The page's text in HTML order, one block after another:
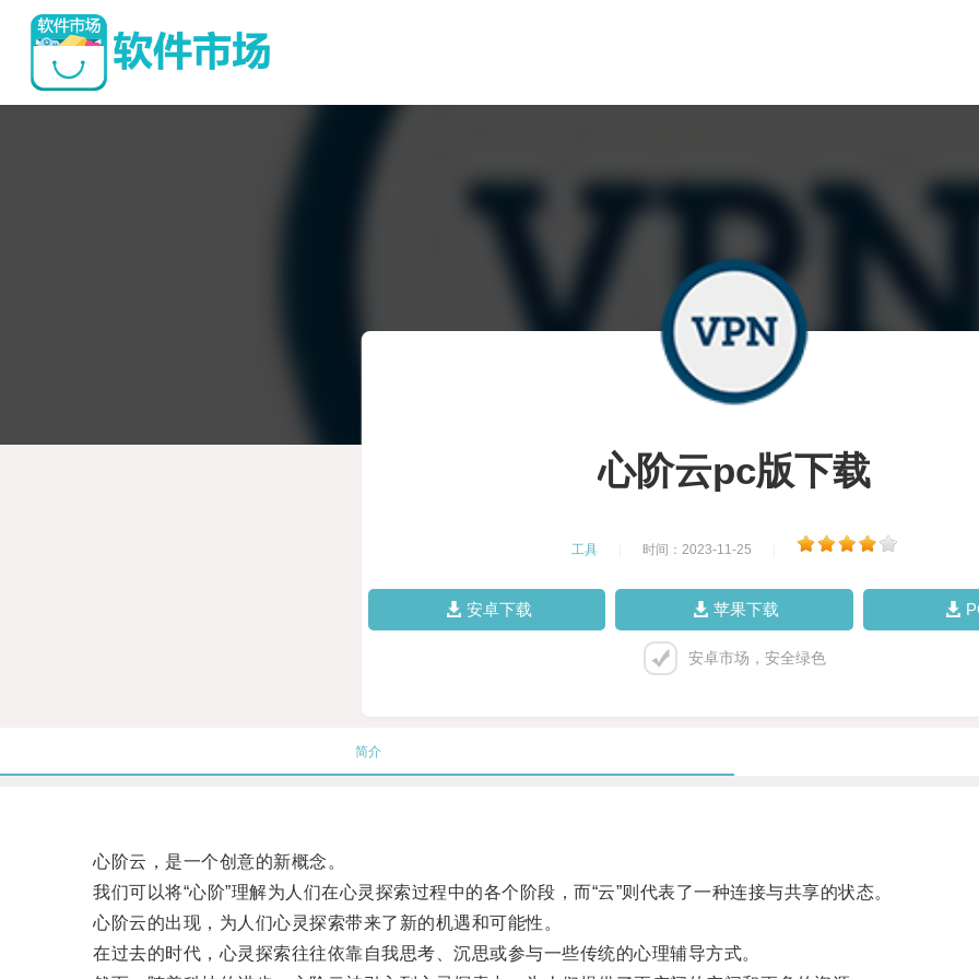
心阶云pc版下载
工具 时间：2023-11-25
安卓下载 苹果下载
安卓市场，安全绿色
简介
心阶云，是一个创意的新概念。
我们可以将“心阶”理解为人们在心灵探索过程中的各个阶段，而“云”则代表了一种连接与共享的状态。
心阶云的出现，为人们心灵探索带来了新的机遇和可能性。
在过去的时代，心灵探索往往依靠自我思考、沉思或参与一些传统的心理辅导方式。